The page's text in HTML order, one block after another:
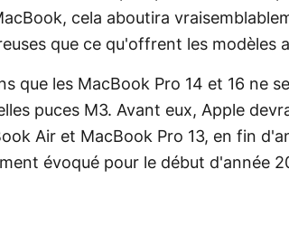
cela aboutira
que ce qu'offrent les modèles
que les MacBook Pro 14 et 16 ne
puces M3. Avant eux, Apple
Air et MacBook Pro 13, en fin
évoqué pour le début d'année